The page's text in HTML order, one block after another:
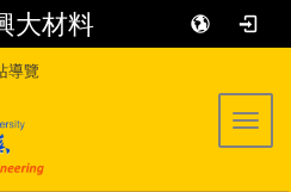
大材料
導覽